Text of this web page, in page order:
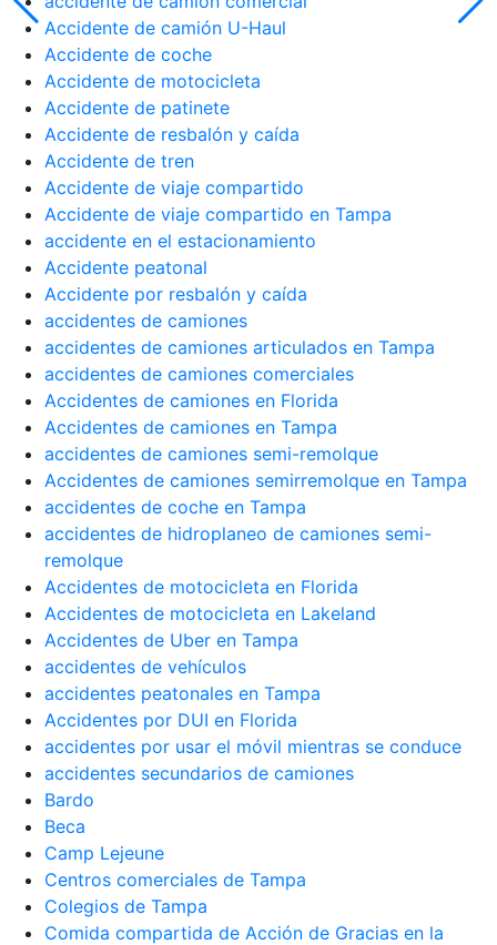
Accidente de camión U-Haul
Accidente de coche
Accidente de motocicleta
Accidente de patinete
Accidente de resbalón y caída
Accidente de tren
Accidente de viaje compartido
Accidente de viaje compartido en Tampa
accidente en el estacionamiento
Accidente peatonal
Accidente por resbalón y caída
accidentes de camiones
accidentes de camiones articulados en Tampa
accidentes de camiones comerciales
Accidentes de camiones en Florida
Accidentes de camiones en Tampa
accidentes de camiones semi-remolque
Accidentes de camiones semirremolque en Tampa
accidentes de coche en Tampa
accidentes de hidroplaneo de camiones semi-
remolque
Accidentes de motocicleta en Florida
Accidentes de motocicleta en Lakeland
Accidentes de Uber en Tampa
accidentes de vehículos
accidentes peatonales en Tampa
Accidentes por DUI en Florida
accidentes por usar el móvil mientras se conduce
accidentes secundarios de camiones
Bardo
Beca
Camp Lejeune
Centros comerciales de Tampa
Colegios de Tampa
Comida compartida de Acción de Gracias en la